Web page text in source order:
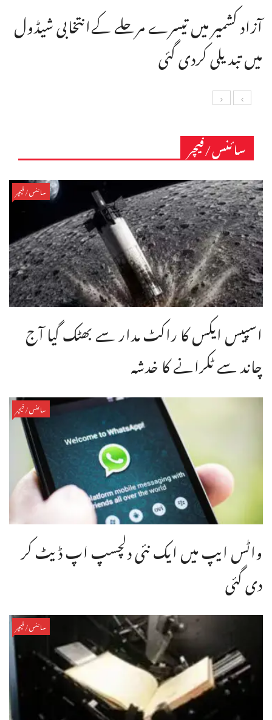
آزاد کشمیر میں تیسرے مرحلے کےانتخابی شیڈول
میں تبدیلی کردی گئی
سائنس/فیچر
سائنس/فیچر
اسپیس ایکس کا راکٹ مدار سے بھٹک گیا آج
چاند سے ٹکرانے کا خدشہ
سائنس/فیچر
واٹس ایپ میں ایک نئی دلچسپ اپ ڈیٹ کر
دی گئی
سائنس/فیچر